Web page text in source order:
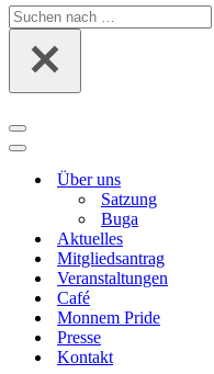
Suchen
nach …
Navigations-
Menü
Navigations-
Über uns
Satzung
Buga
Aktuelles
Mitgliedsantrag
Veranstaltungen
Café
Monnem Pride
Presse
Kontakt